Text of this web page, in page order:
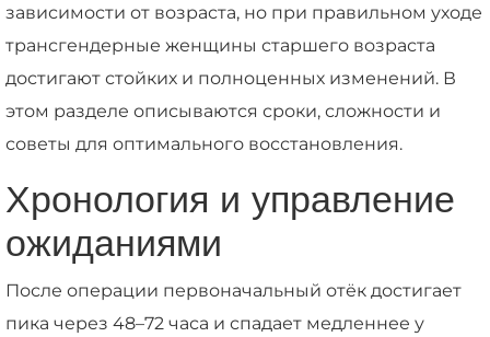
зависимости от возраста, но при правильном уходе
трансгендерные женщины старшего возраста
достигают стойких и полноценных изменений. В
этом разделе описываются сроки, сложности и
советы для оптимального восстановления.
Хронология и управление
ожиданиями
После операции первоначальный отёк достигает
пика через 48–72 часа и спадает медленнее у